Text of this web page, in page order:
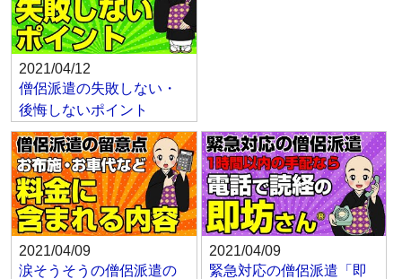
2021/04/12
僧侶派遣の失敗しない・
後悔しないポイント
2021/04/09
涙そうそうの僧侶派遣の
2021/04/09
緊急対応の僧侶派遣「即